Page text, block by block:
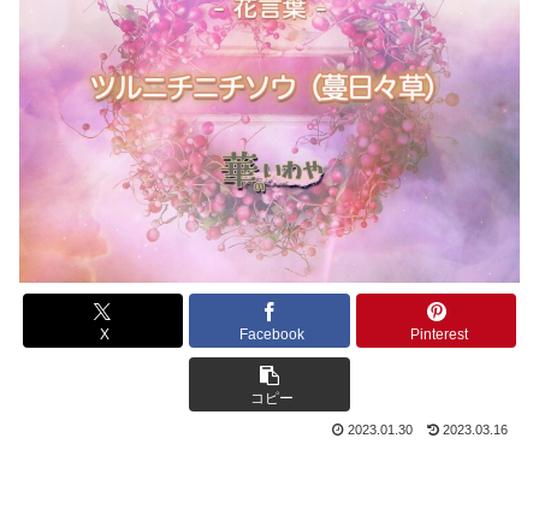
X Facebook Pinterest
コピー
2023.01.30 2023.03.16